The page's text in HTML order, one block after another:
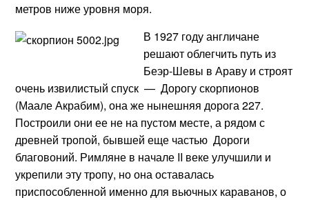
метров ниже уровня моря.
В 1927 году англичане
решают облегчить путь из
Беэр-Шевы в Араву и строят
очень извилистый спуск — Дорогу скорпионов
(Маале Акрабим), она же нынешняя дорога 227.
Построили они ее не на пустом месте, а рядом с
древней тропой, бывшей еще частью Дороги
благовоний. Римляне в начале II веке улучшили и
укрепили эту тропу, но она оставалась
приспособленной именно для вьючных караванов, о